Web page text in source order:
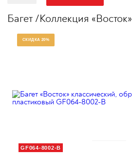
Багет Коллекция «Восток»
СКИДКА 20%
GF064-8002-B